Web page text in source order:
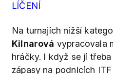
LÍČENÍ
Na turnajích nižší
Kilnarová vypracovala
hráčky. I když se jí
zápasy na podnicích